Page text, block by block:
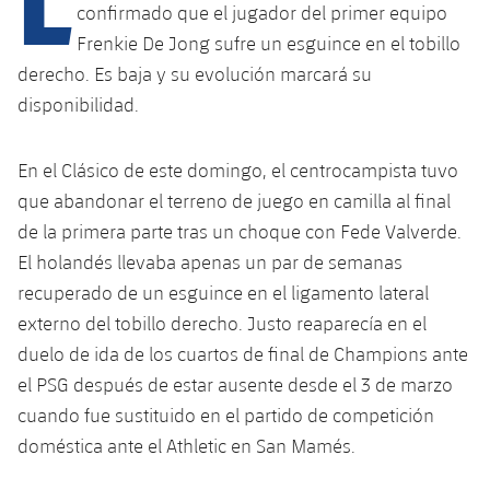
plusicon
más
Palau Blaugrana
Estadi Johan Cruyff
Barça Cafe
Ciutat Esportiva
plusicon
más
Servicios
plusicon
más
SUB13
SUB12
SUB11 B
SUB10 A
SUB10 B
SUB9 B
SUB13 B
SUB12 C
SUB11 C
Entradas
Gameday Shows
Resultados
Clasificación
Jugadores
Fotos
Historia
Palmarés
Base
Barça Atlètic
Junior
Cadete A
Cadete B
Infantil A
Infantil B
Mini
Campus Verano
PLUSICON
MÁS
Actualidad
Calendario
Entradas
Resultados
Clasificaciones
Jugadores
plusicon
más
Actualidad
Calendario
Resultados
Clasificaciones
plusicon
más
Actualidad
Juvenil
Cadete A
PLUSICON
MÁS
Primer equipo
plusicon
más
Actualidad
Barça Atlètic
plusicon
más
confirmado que el jugador del primer equipo
Frenkie De Jong sufre un esguince en el tobillo
derecho. Es baja y su evolución marcará su
disponibilidad.
En el Clásico de este domingo, el centrocampista tuvo
que abandonar el terreno de juego en camilla al final
de la primera parte tras un choque con Fede Valverde.
El holandés llevaba apenas un par de semanas
recuperado de un esguince en el ligamento lateral
externo del tobillo derecho. Justo reaparecía en el
duelo de ida de los cuartos de final de Champions ante
el PSG después de estar ausente desde el 3 de marzo
cuando fue sustituido en el partido de competición
doméstica ante el Athletic en San Mamés.